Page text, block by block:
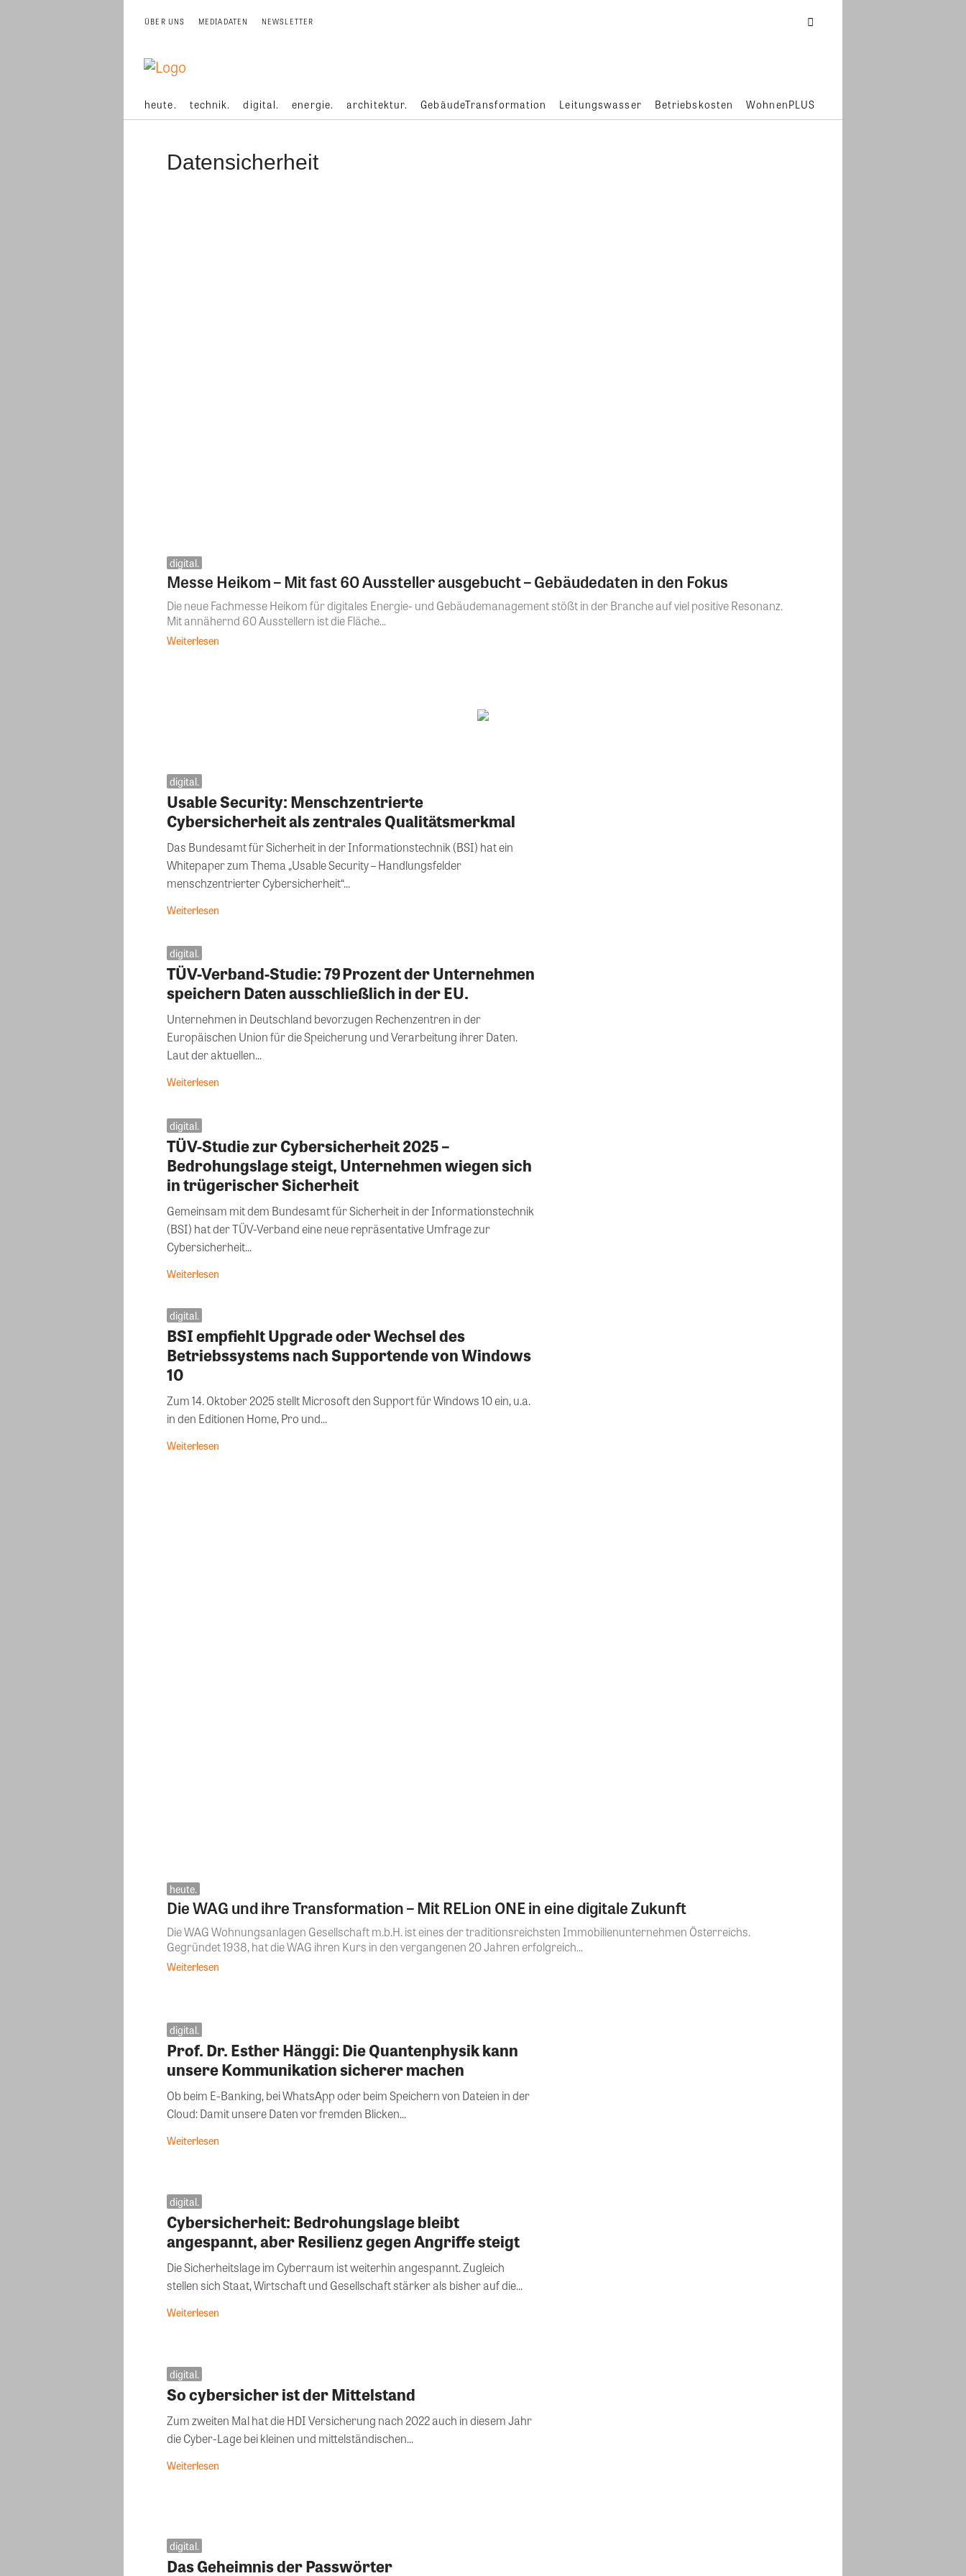
ÜBER UNS MEDIADATEN NEWSLETTER
heute. technik. digital. energie. architektur. GebäudeTransformation Leitungswasser Betriebskosten WohnenPLUS
Datensicherheit
digital.
Messe Heikom – Mit fast 60 Aussteller ausgebucht – Gebäudedaten in den Fokus
Die neue Fachmesse Heikom für digitales Energie- und Gebäudemanagement stößt in der Branche auf viel positive Resonanz.
Mit annähernd 60 Ausstellern ist die Fläche...
Weiterlesen
digital.
Usable Security: Menschzentrierte
Cybersicherheit als zentrales Qualitätsmerkmal
Das Bundesamt für Sicherheit in der Informationstechnik (BSI) hat ein
Whitepaper zum Thema „Usable Security – Handlungsfelder
menschzentrierter Cybersicherheit“...
Weiterlesen
digital.
TÜV-Verband-Studie: 79 Prozent der Unternehmen
speichern Daten ausschließlich in der EU.
Unternehmen in Deutschland bevorzugen Rechenzentren in der
Europäischen Union für die Speicherung und Verarbeitung ihrer Daten.
Laut der aktuellen...
Weiterlesen
digital.
TÜV-Studie zur Cybersicherheit 2025 –
Bedrohungslage steigt, Unternehmen wiegen sich
in trügerischer Sicherheit
Gemeinsam mit dem Bundesamt für Sicherheit in der Informationstechnik
(BSI) hat der TÜV-Verband eine neue repräsentative Umfrage zur
Cybersicherheit...
Weiterlesen
digital.
BSI empfiehlt Upgrade oder Wechsel des
Betriebssystems nach Supportende von Windows
10
Zum 14. Oktober 2025 stellt Microsoft den Support für Windows 10 ein, u.a.
in den Editionen Home, Pro und...
Weiterlesen
heute.
Die WAG und ihre Transformation – Mit RELion ONE in eine digitale Zukunft
Die WAG Wohnungsanlagen Gesellschaft m.b.H. ist eines der traditionsreichsten Immobilienunternehmen Österreichs.
Gegründet 1938, hat die WAG ihren Kurs in den vergangenen 20 Jahren erfolgreich...
Weiterlesen
digital.
Prof. Dr. Esther Hänggi: Die Quantenphysik kann
unsere Kommunikation sicherer machen
Ob beim E-Banking, bei WhatsApp oder beim Speichern von Dateien in der
Cloud: Damit unsere Daten vor fremden Blicken...
Weiterlesen
digital.
Cybersicherheit: Bedrohungslage bleibt
angespannt, aber Resilienz gegen Angriffe steigt
Die Sicherheitslage im Cyberraum ist weiterhin angespannt. Zugleich
stellen sich Staat, Wirtschaft und Gesellschaft stärker als bisher auf die...
Weiterlesen
digital.
So cybersicher ist der Mittelstand
Zum zweiten Mal hat die HDI Versicherung nach 2022 auch in diesem Jahr
die Cyber-Lage bei kleinen und mittelständischen...
Weiterlesen
digital.
Das Geheimnis der Passwörter